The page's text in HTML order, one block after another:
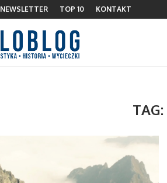
NEWSLETTER TOP 10 KONTAKT
TAG: